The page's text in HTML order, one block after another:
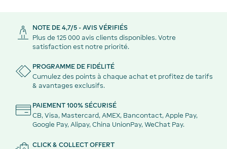
NOTE DE 4,7/5 - AVIS VÉRIFIÉS
Plus de 125 000 avis clients disponibles. Votre
satisfaction est notre priorité.
PROGRAMME DE FIDÉLITÉ
Cumulez des points à chaque achat et profitez de tarifs
& avantages exclusifs.
PAIEMENT 100% SÉCURISÉ
CB, Visa, Mastercard, AMEX, Bancontact, Apple Pay,
Google Pay, Alipay, China UnionPay, WeChat Pay.
CLICK & COLLECT OFFERT